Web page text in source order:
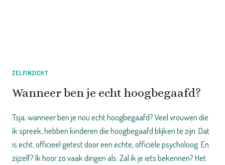
ZELFINZICHT
Wanneer ben je echt hoogbegaafd?
Tsja, wanneer ben je nou echt hoogbegaafd? Veel vrouwen die
ik spreek, hebben kinderen die hoogbegaafd blijken te zijn. Dat
is echt, officieel getest door een echte, officiële psycholoog. En
zijzelf? Ik hoor zo vaak dingen als: Zal ik je iets bekennen? Het